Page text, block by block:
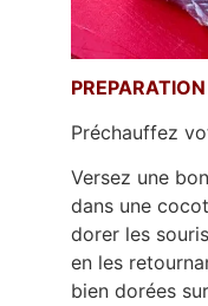
PREPARATION
Préchauffez
Versez une
dans une
dorer les
en les
bien dorées